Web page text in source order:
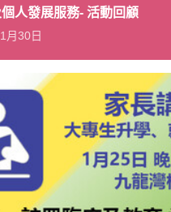
人發展服務- 活動回顧
月30日